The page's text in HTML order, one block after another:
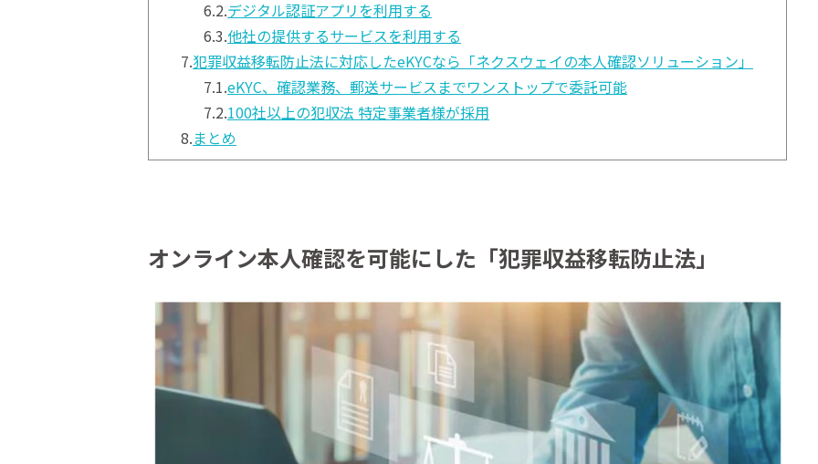
6.2.デジタル認証アプリを利用する
6.3.他社の提供するサービスを利用する
7.犯罪収益移転防止法に対応したeKYCなら「ネクスウェイの本人確認ソリューション」
7.1.eKYC、確認業務、郵送サービスまでワンストップで委託可能
7.2.100社以上の犯収法 特定事業者様が採用
8.まとめ
オンライン本人確認を可能にした「犯罪収益移転防止法」